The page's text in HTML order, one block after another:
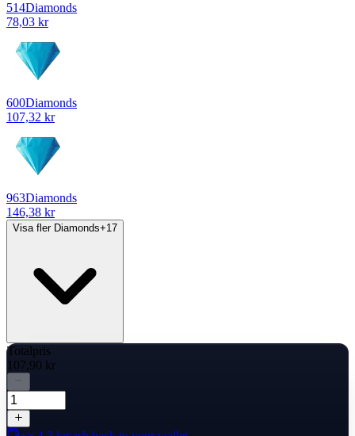
514Diamonds
78,03 kr
600Diamonds
107,32 kr
963Diamonds
146,38 kr
Visa fler Diamonds+17
Totalpris
107,90 kr